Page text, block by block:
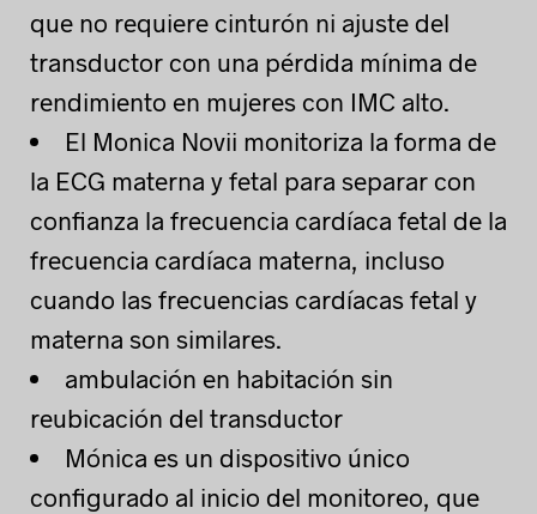
que no requiere cinturón ni ajuste del
transductor con una pérdida mínima de
rendimiento en mujeres con IMC alto.
El Monica Novii monitoriza la forma de
la ECG materna y fetal para separar con
confianza la frecuencia cardíaca fetal de la
frecuencia cardíaca materna, incluso
cuando las frecuencias cardíacas fetal y
materna son similares.
ambulación en habitación sin
reubicación del transductor
Mónica es un dispositivo único
configurado al inicio del monitoreo, que